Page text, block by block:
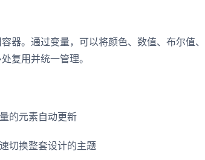
器。通过变量，可以将颜色、数值、布尔值
复用并统一管理。
的元素自动更新
切换整套设计的主题